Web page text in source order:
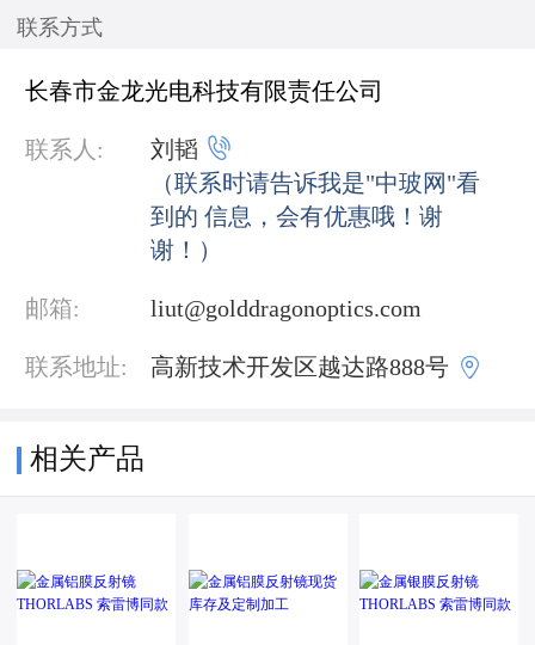
联系方式
长春市金龙光电科技有限责任公司
联系人: 刘韬 
（联系时请告诉我是"中玻网"看
到的 信息，会有优惠哦！谢
谢！）
邮箱: liut@golddragonoptics.com
联系地址: 高新技术开发区越达路888号 
相关产品